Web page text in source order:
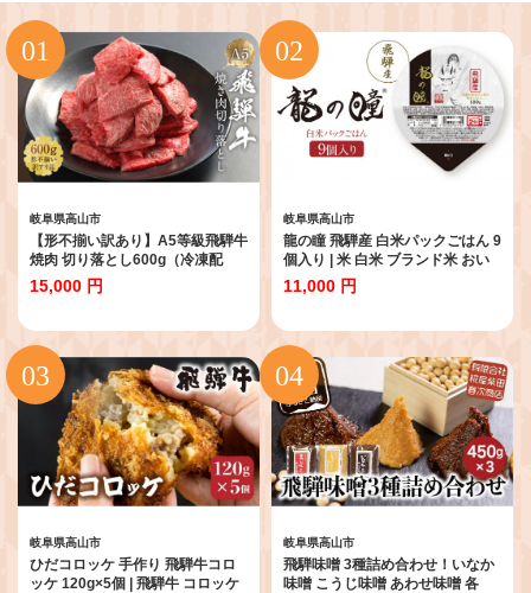
岐阜県高山市
【形不揃い訳あり】A5等級飛騨牛
焼肉 切り落とし600g（冷凍配
送）| 牛肉 肉 和牛 キャンプ 肉料
理 ブランド牛 不揃い 人気 国産 お
ワケアリ牛肉 訳あり牛肉 焼肉 飛
騨牛 牛肉 飛騨牛 牛肉 焼肉 飛騨牛
訳アリ牛肉 飛騨牛 牛肉 焼肉 飛騨
牛 牛肉 飛騨牛 わけあり牛肉 焼肉
飛騨牛 牛肉 焼肉 飛騨牛 牛肉 飛騨
牛 牛肉 焼肉 岩ト屋 HF045
15,000 円
岐阜県高山市
龍の瞳 飛騨産 白米パックごはん 9
個入り | 米 白米 ブランド米 おい
しい ふっくら 便利 パック レンジ
調理 株式会社龍の瞳 ML022
11,000 円
岐阜県高山市
ひだコロッケ 手作り 飛騨牛コロ
ッケ 120g×5個 | 飛騨牛 コロッケ
岐阜県高山市
飛騨味噌 3種詰め合わせ！いなか
味噌 こうじ味噌 あわせ味噌 各